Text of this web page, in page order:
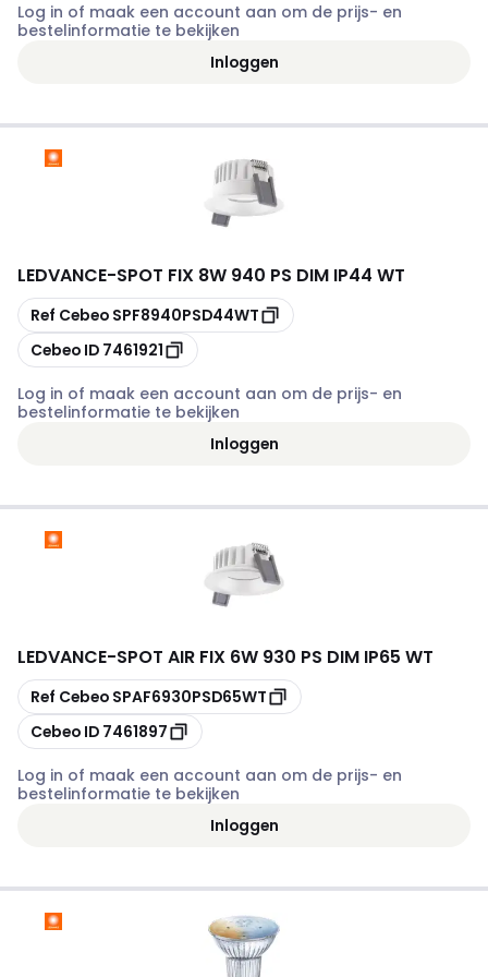
Log in of maak een account aan om de prijs- en
bestelinformatie te bekijken
Inloggen
LEDVANCE-SPOT FIX 8W 940 PS DIM IP44 WT
Kopiëren
Ref Cebeo SPF8940PSD44WT
Kopiëren
Cebeo ID 7461921
Log in of maak een account aan om de prijs- en
bestelinformatie te bekijken
Inloggen
LEDVANCE-SPOT AIR FIX 6W 930 PS DIM IP65 WT
Kopiëren
Ref Cebeo SPAF6930PSD65WT
Kopiëren
Cebeo ID 7461897
Log in of maak een account aan om de prijs- en
bestelinformatie te bekijken
Inloggen